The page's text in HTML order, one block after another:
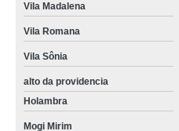
quanto custa colocação de drywall
colocação de forro de drywall
quanto custa colocação de forro
empresa de colocação de forro
Vila Madalena
Vila Romana
Vila Sônia
alto da providencia
Holambra
Mogi Mirim